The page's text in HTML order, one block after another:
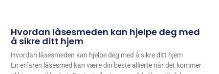
Hvordan låsesmeden kan hjelpe deg med
å sikre ditt hjem
Hvordan låsesmeden kan hjelpe deg med å sikre ditt hjem
En erfaren låsesmed kan være din beste allierte når det kommer